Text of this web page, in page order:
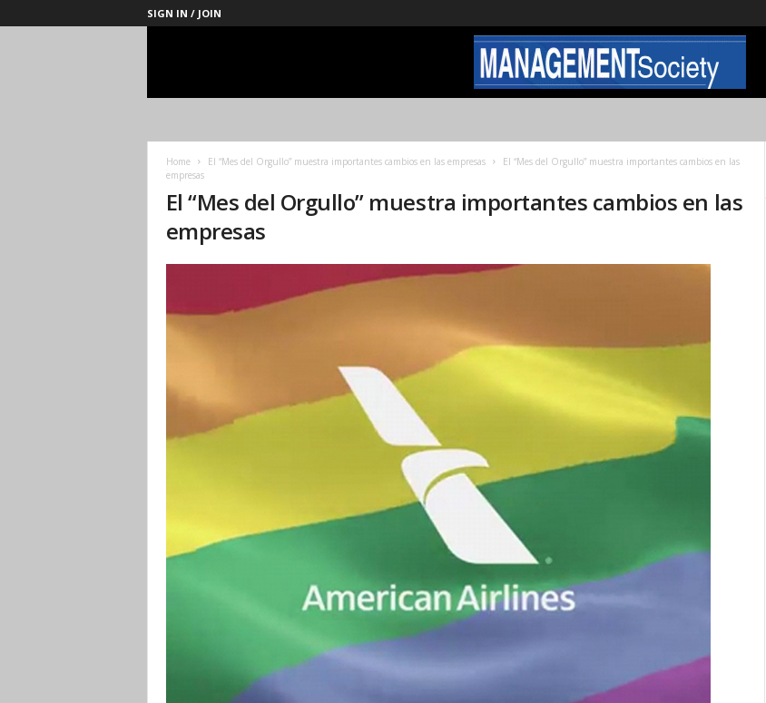
SIGN IN / JOIN
Management
Home El “Mes del Orgullo” muestra importantes cambios en las empresas
El “Mes del Orgullo” muestra importantes cambios en las
empresas
El “Mes del Orgullo” muestra importantes cambios en las
empresas